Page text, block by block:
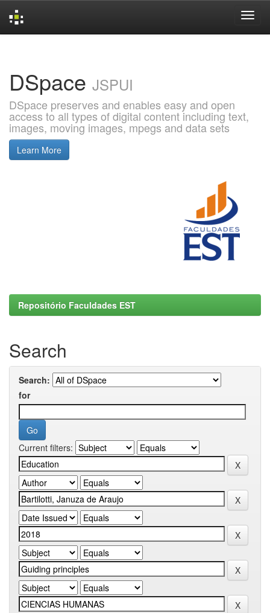
DSpace JSPUI
DSpace preserves and enables easy and open
access to all types of digital content including text,
images, moving images, mpegs and data sets
Learn More
Repositório Faculdades EST
Search
Search:
for
Current filters: